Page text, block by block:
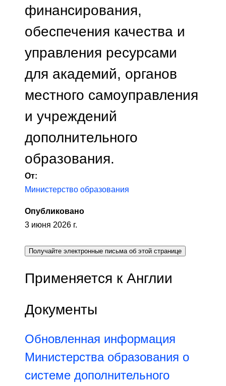
финансирования,
обеспечения качества и
управления ресурсами
для академий, органов
местного самоуправления
и учреждений
дополнительного
образования.
От:
Министерство образования
Опубликовано
3 июня 2026 г.
Получайте электронные письма об этой странице
Применяется к Англии
Документы
Обновленная информация
Министерства образования о
системе дополнительного